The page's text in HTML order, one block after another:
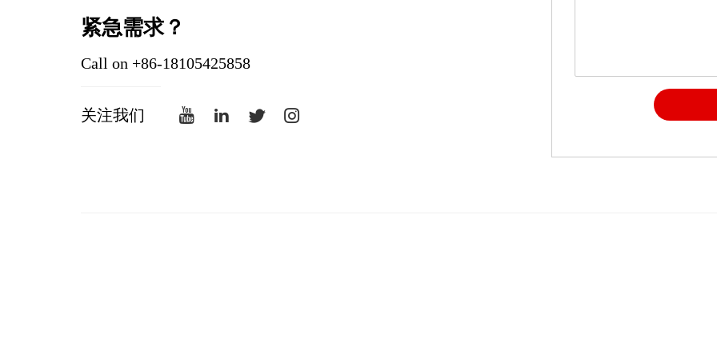
紧急需求？
Call on +86-18105425858
关注我们